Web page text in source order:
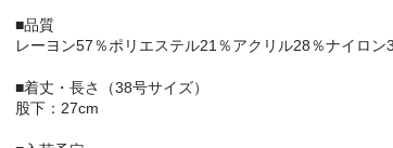
■品質
レーヨン57％ポリエステル21％アクリル28％ナイロン
■着丈・長さ（38号サイズ）
股下：27cm